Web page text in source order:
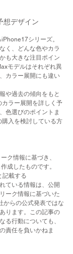
想デザイン
シリーズ。
く、どんな色やカラ
も大きな注目ポイン
モデルはそれぞれ異
カラー展開にも違い
や過去の傾向をもと
ラー展開を詳しく予
色選びのポイントま
入を検討している方
ク情報に基づき、
成したものです。
載する
ている情報は、公開
ーク情報に基づいた
からの公式発表ではな
ります。この記事の
る行動についても、
責任を負いかねま